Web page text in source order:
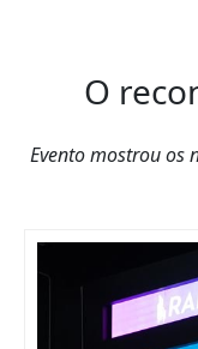
O
Evento mostrou os